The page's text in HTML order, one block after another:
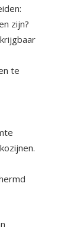
zijn?
te